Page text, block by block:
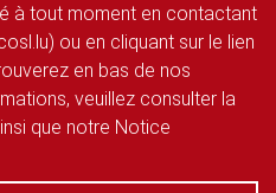
à tout moment en contactant
ou en cliquant sur le lien
en bas de nos
veuillez consulter la
que notre Notice